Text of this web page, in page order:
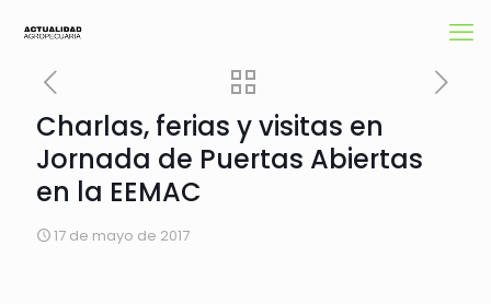
Charlas, ferias y visitas en
Jornada de Puertas Abiertas
en la EEMAC
17 de mayo de 2017